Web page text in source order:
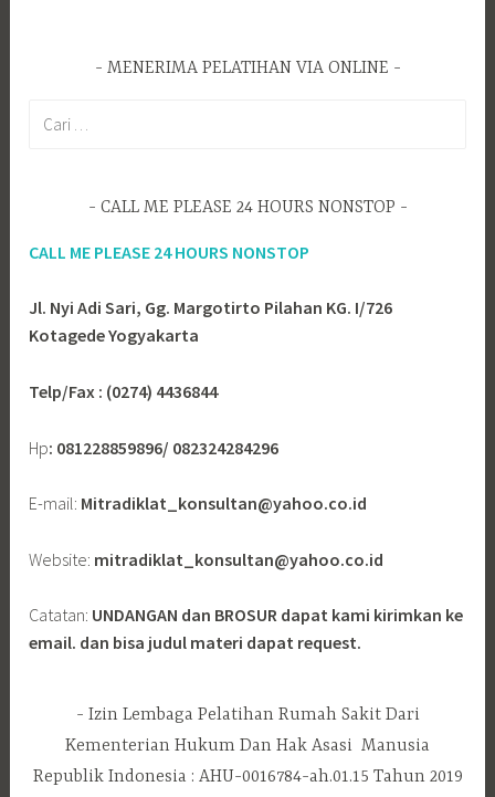
MENERIMA PELATIHAN VIA ONLINE
n
u
k
CALL ME PLEASE 24 HOURS NONSTOP
CALL ME PLEASE 24 HOURS NONSTOP
Jl. Nyi Adi Sari, Gg. Margotirto Pilahan KG. I/726
Kotagede Yogyakarta
Telp/Fax : (0274) 4436844
Hp: 081228859896/ 082324284296
E-mail: Mitradiklat_konsultan@yahoo.co.id
Website: mitradiklat_konsultan@yahoo.co.id
Catatan: UNDANGAN dan BROSUR dapat kami kirimkan ke
email. dan bisa judul materi dapat request.
Izin Lembaga Pelatihan Rumah Sakit Dari
Kementerian Hukum Dan Hak Asasi Manusia
Republik Indonesia : AHU-0016784-ah.01.15 Tahun 2019